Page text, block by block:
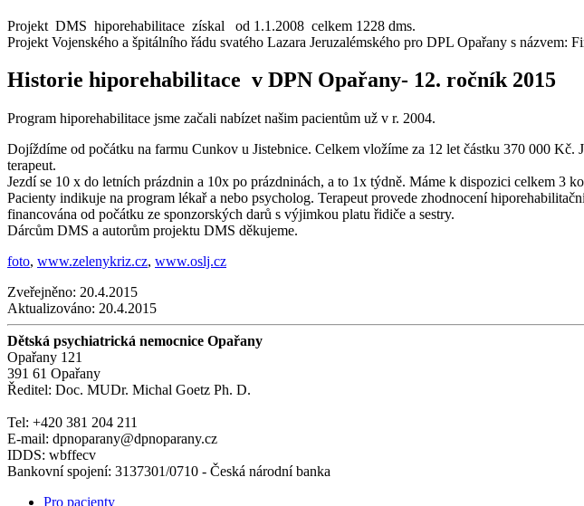
Projekt DMS hiporehabilitace získal od 1.1.2008 celkem 1228 dms.
Projekt Vojenského a špitálního řádu svatého Lazara Jeruzalémského pro DPL Opařany s
Historie hiporehabilitace v DPN Opařany- 12. ročník 2015
Program hiporehabilitace jsme začali nabízet našim pacientům už v r. 2004.
Dojíždíme od počátku na farmu Cunkov u Jistebnice. Celkem vložíme za 12 let částku 370 000
terapeut.
Jezdí se 10 x do letních prázdnin a 10x po prázdninách, a to 1x týdně. Máme k dispozici celkem 3
Pacienty indikuje na program lékař a nebo psycholog. Terapeut provede zhodnocení
financována od počátku ze sponzorských darů s výjimkou platu řidiče a sestry.
Dárcům DMS a autorům projektu DMS děkujeme.
foto, www.zelenykriz.cz, www.oslj.cz
Zveřejněno: 20.4.2015
Aktualizováno: 20.4.2015
Dětská psychiatrická nemocnice Opařany
Opařany 121
391 61 Opařany
Ředitel: Doc. MUDr. Michal Goetz Ph. D.
Tel: +420 381 204 211
E-mail: dpnoparany@dpnoparany.cz
IDDS: wbffecv
Bankovní spojení: 3137301/0710 - Česká národní banka
Pro pacienty